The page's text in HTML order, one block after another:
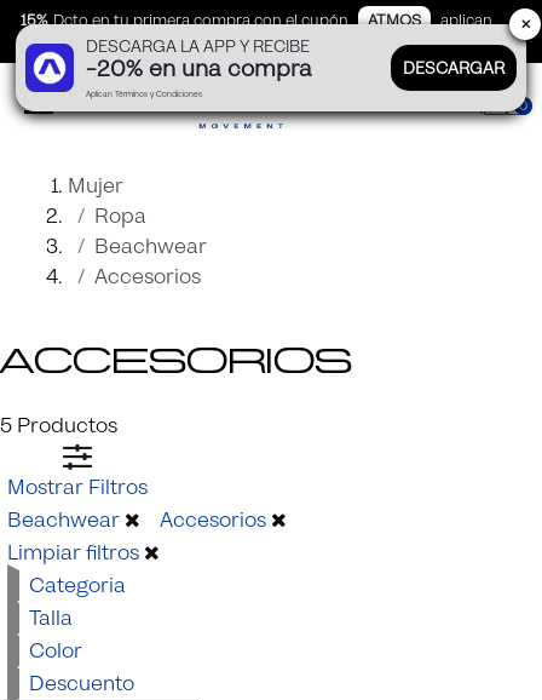
15% Dcto en tu primera compra con el cupón ATMOS
aplican
TyC
0
Mujer
Ropa
Beachwear
Accesorios
Accesorios
5 Productos
Mostrar Filtros
Beachwear
Accesorios
Limpiar filtros
Categoria
Talla
Color
Descuento
DESCARGA LA APP Y RECIBE
-20% en una compra
Aplican Términos y Condiciones
DESCARGAR
✕